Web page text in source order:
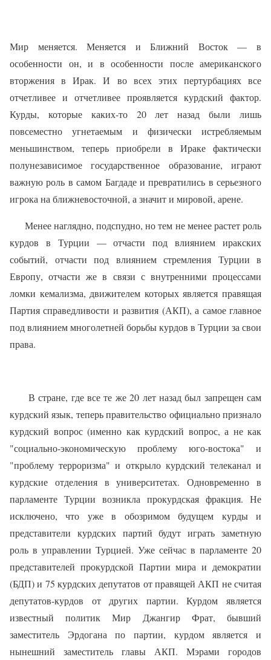
Мир меняется. Меняется и Ближний Восток — в
особенности он, и в особенности после американского
вторжения в Ирак. И во всех этих пертурбациях все
отчетливее и отчетливее проявляется курдский фактор.
Курды, которые каких-то 20 лет назад были лишь
повсеместно угнетаемым и физически истребляемым
меньшинством, теперь приобрели в Ираке фактически
полунезависимое государственное образование, играют
важную роль в самом Багдаде и превратились в серьезного
игрока на ближневосточной, а значит и мировой, арене.
Менее наглядно, подспудно, но тем не менее растет роль
курдов в Турции — отчасти под влиянием иракских
событий, отчасти под влиянием стремления Турции в
Европу, отчасти же в связи с внутренними процессами
ломки кемализма, движителем которых является правящая
Партия справедливости и развития (АКП), а самое главное
под влиянием многолетней борьбы курдов в Турции за свои
права.
В стране, где все те же 20 лет назад был запрещен сам
курдский язык, теперь правительство официально признало
курдский вопрос (именно как курдский вопрос, а не как
"социально-экономическую проблему юго-востока" и
"проблему терроризма" и открыло курдский телеканал и
курдские отделения в университетах. Одновременно в
парламенте Турции возникла прокурдская фракция. Не
исключено, что уже в обозримом будущем курды и
представители курдских партий будут играть заметную
роль в управлении Турцией. Уже сейчас в парламенте 20
представителей прокурдской Партии мира и демократии
(БДП) и 75 курдских депутатов от правящей АКП не считая
депутатов-курдов от других партии. Курдом является
известный политик Мир Джангир Фрат, бывший
заместитель Эрдогана по партии, курдом является и
нынешний заместитель главы АКП. Мэрами городов